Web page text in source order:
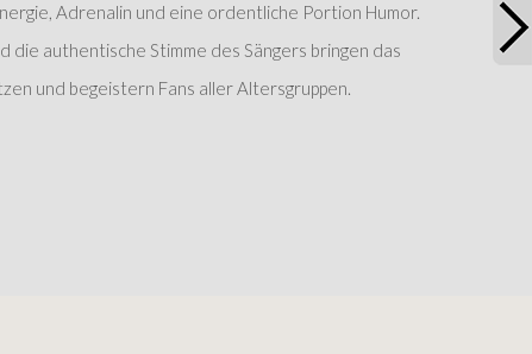
Adrenalin und eine ordentliche Portion Humor.
die authentische Stimme des Sängers bringen das
und begeistern Fans aller Altersgruppen.